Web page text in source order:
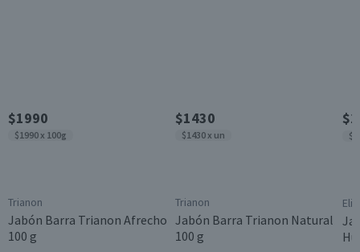
$1990
$1990 x 100g
Trianon
Jabón Barra Trianon Afrecho
100 g
$1430
$1430 x un
Trianon
Jabón Barra Trianon Natural
100 g